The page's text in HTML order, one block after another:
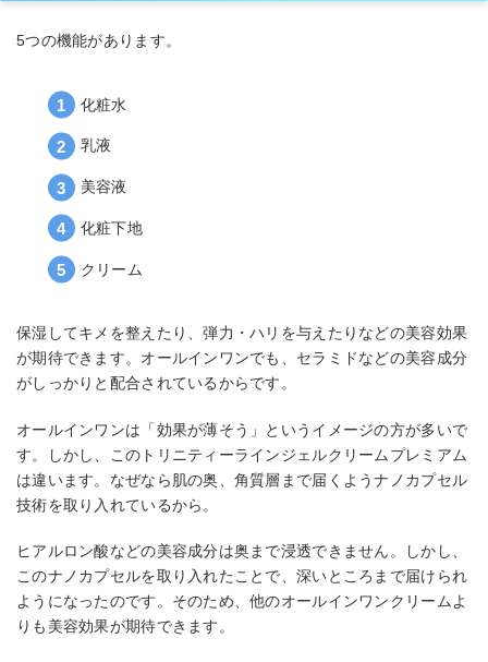
5つの機能があります。
化粧水
乳液
美容液
化粧下地
クリーム
保湿してキメを整えたり、弾力・ハリを与えたりなどの美容効果
が期待できます。オールインワンでも、セラミドなどの美容成分
がしっかりと配合されているからです。
オールインワンは「効果が薄そう」というイメージの方が多いで
す。しかし、このトリニティーラインジェルクリームプレミアム
は違います。なぜなら肌の奥、角質層まで届くようナノカプセル
技術を取り入れているから。
ヒアルロン酸などの美容成分は奥まで浸透できません。しかし、
このナノカプセルを取り入れたことで、深いところまで届けられ
ようになったのです。そのため、他のオールインワンクリームよ
りも美容効果が期待できます。